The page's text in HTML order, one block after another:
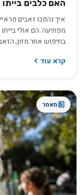
האם כלבים
איך נהפכו זאבים
מפתיעה: הם אולי
בחיפוש אחר מזון,
המופלאה שמעשירה את
קרא עוד
מאמר